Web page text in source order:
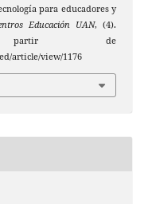
para educadores y
Educación UAN, (4).
partir de
article/view/1176